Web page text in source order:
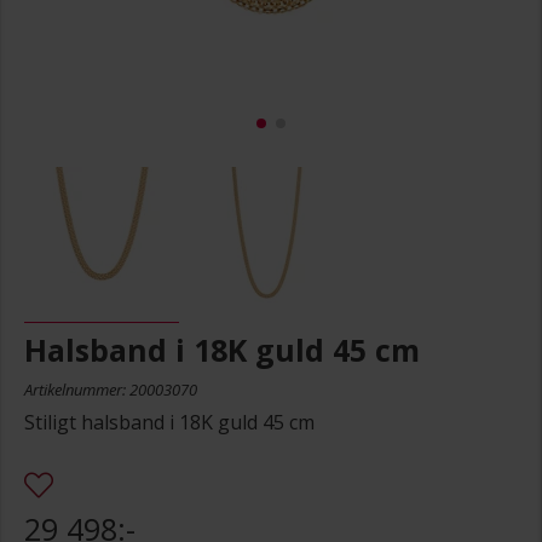
Halsband i 18K guld 45 cm
Artikelnummer: 20003070
Stiligt halsband i 18K guld 45 cm
29 498:-